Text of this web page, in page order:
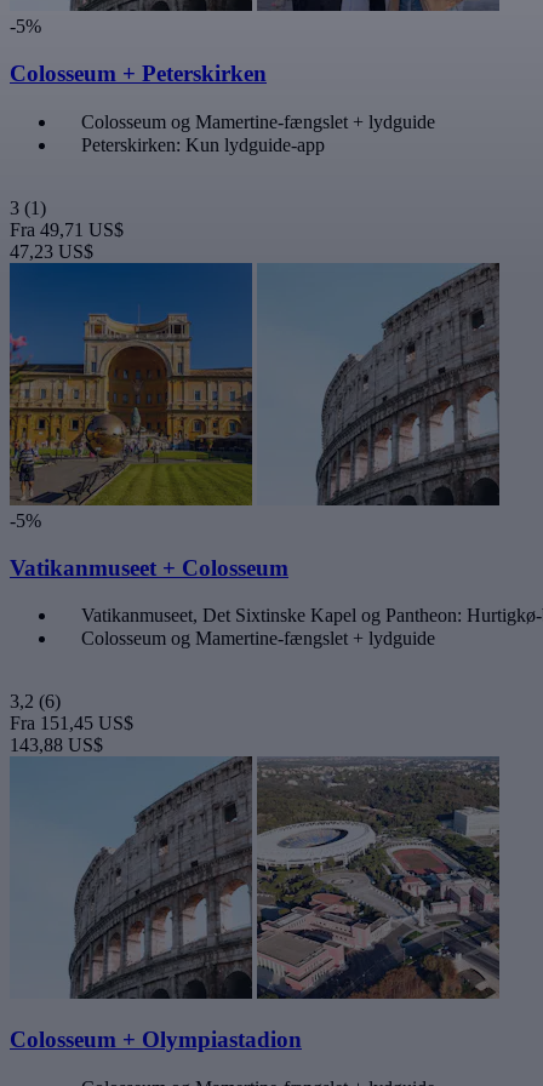
-5%
Colosseum + Peterskirken
Colosseum og Mamertine-fængslet + lydguide
Peterskirken: Kun lydguide-app
3 (1)
Fra 49,71 US$
47,23 US$
-5%
Vatikanmuseet + Colosseum
Vatikanmuseet, Det Sixtinske Kapel og Pantheon:
Colosseum og Mamertine-fængslet + lydguide
3,2 (6)
Fra 151,45 US$
143,88 US$
Colosseum + Olympiastadion